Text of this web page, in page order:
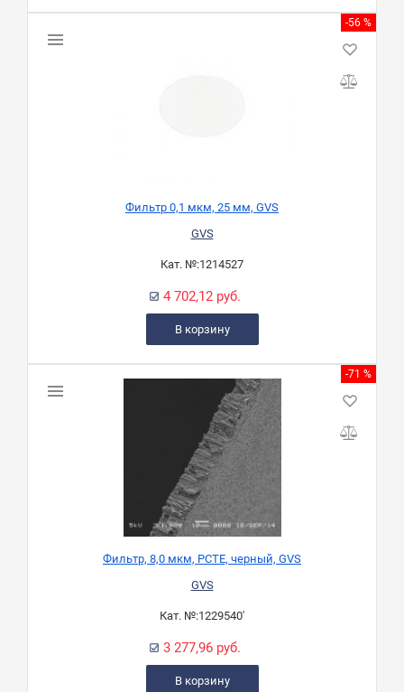
-56 %
Фильтр 0,1 мкм, 25 мм, GVS
GVS
Кат. №:1214527
4 702,12 руб.
В корзину
-71 %
Фильтр, 8,0 мкм, PCTE, черный, GVS
GVS
Кат. №:1229540'
3 277,96 руб.
В корзину